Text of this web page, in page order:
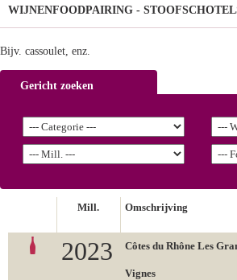
WIJNENFOODPAIRING -
Bijv. cassoulet, enz.
Gericht zoeken
Mill. Omschrijving
2023 Côtes du Rhône Les
Vignes